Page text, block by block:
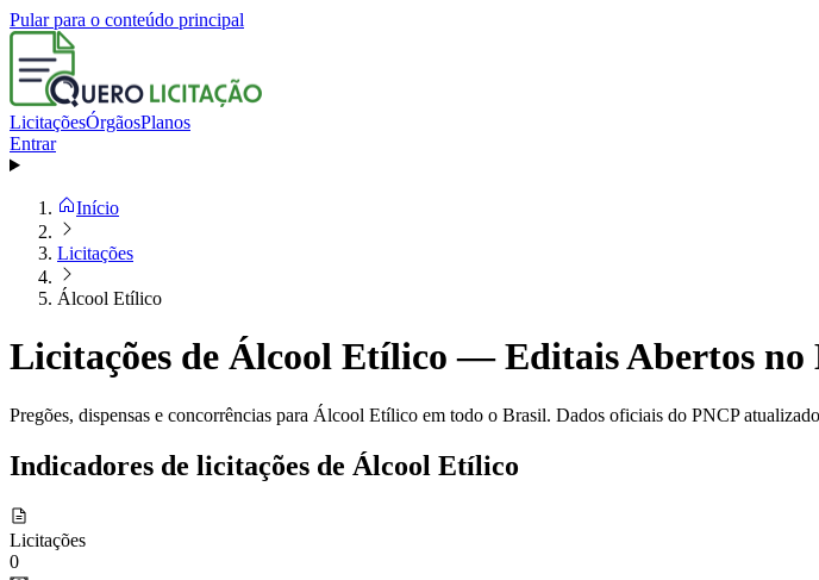
Pular para o conteúdo principal
LicitaçõesÓrgãosPlanos
Entrar
Início
Licitações
Álcool Etílico
Licitações de Álcool Etílico — Editais Abertos no
Pregões, dispensas e concorrências para Álcool Etílico em todo o Brasil. Dados oficiais do PNCP
Indicadores de licitações de Álcool Etílico
Licitações
0